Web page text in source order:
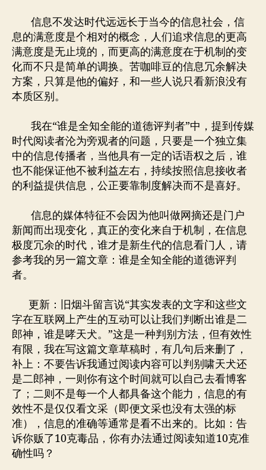
信息不发达时代远远长于当今的信息社会，信
息的满意度是个相对的概念，人们追求信息的更高
满意度是无止境的，而更高的满意度在于机制的变
化而不只是简单的调换。苦咖啡豆的信息冗余解决
方案，只算是他的偏好，和一些人说只看新浪没有
本质区别。
我在“谁是全知全能的道德评判者”中，提到传媒
时代阅读者沦为旁观者的问题，只要是一个独立集
中的信息传播者，当他具有一定的话语权之后，谁
也不能保证他不被利益左右，持续按照信息接收者
的利益提供信息，公正要靠制度解决而不是喜好。
信息的媒体特征不会因为他叫做网摘还是门户
新闻而出现变化，真正的变化来自于机制，在信息
极度冗余的时代，谁才是新生代的信息看门人，请
参考我的另一篇文章：谁是全知全能的道德评判
者。
更新：旧烟斗留言说“其实发表的文字和这些文
字在互联网上产生的互动可以让我们判断出谁是二
郎神，谁是哮天犬。”这是一种判别方法，但有效性
有限，我在写这篇文章草稿时，有几句后来删了，
补上：不要告诉我通过阅读内容可以判别啸天犬还
是二郎神，一则你有这个时间就可以自己去看博客
了；二则不是每一个人都具备这个能力，信息的有
效性不是仅仅看文采（即便文采也没有太强的标
准），信息的准确等通常是看不出来的。比如：告
诉你贩了10克毒品，你有办法通过阅读知道10克准
确性吗？